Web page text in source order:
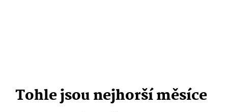
Tohle jsou nejhorší měsíce